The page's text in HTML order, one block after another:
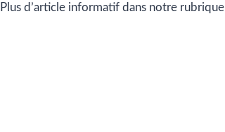
Plus d’article informatif dans notre rubrique